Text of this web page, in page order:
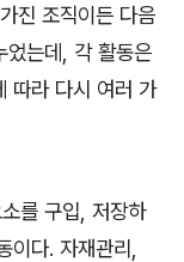
진 조직이든 다음
었는데 각 활동은
따라 다시 여러 가
를 구입 저장하
이다. 자재관리